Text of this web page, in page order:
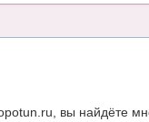
вы найдёте